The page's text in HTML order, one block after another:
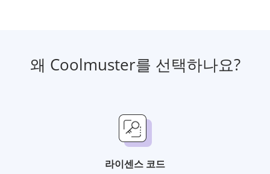
왜 Coolmuster를 선택하나요?
라이센스 코드